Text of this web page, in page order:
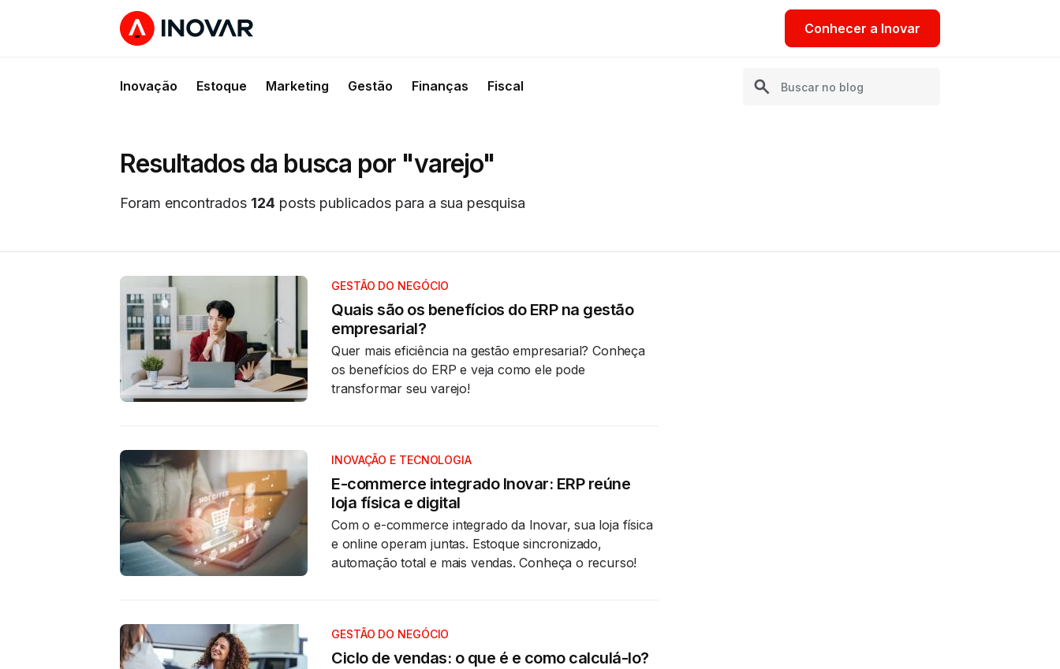
Conhecer a Inovar
Inovação Estoque Marketing Gestão Finanças Fiscal
Resultados da busca por "varejo"
Foram encontrados 124 posts publicados para a sua pesquisa
GESTÃO DO NEGÓCIO
Quais são os benefícios do ERP na gestão
empresarial?
Quer mais eficiência na gestão empresarial? Conheça
os benefícios do ERP e veja como ele pode
transformar seu varejo!
INOVAÇÃO E TECNOLOGIA
E-commerce integrado Inovar: ERP reúne
loja física e digital
Com o e-commerce integrado da Inovar, sua loja física
e online operam juntas. Estoque sincronizado,
automação total e mais vendas. Conheça o recurso!
GESTÃO DO NEGÓCIO
Ciclo de vendas: o que é e como calculá-lo?